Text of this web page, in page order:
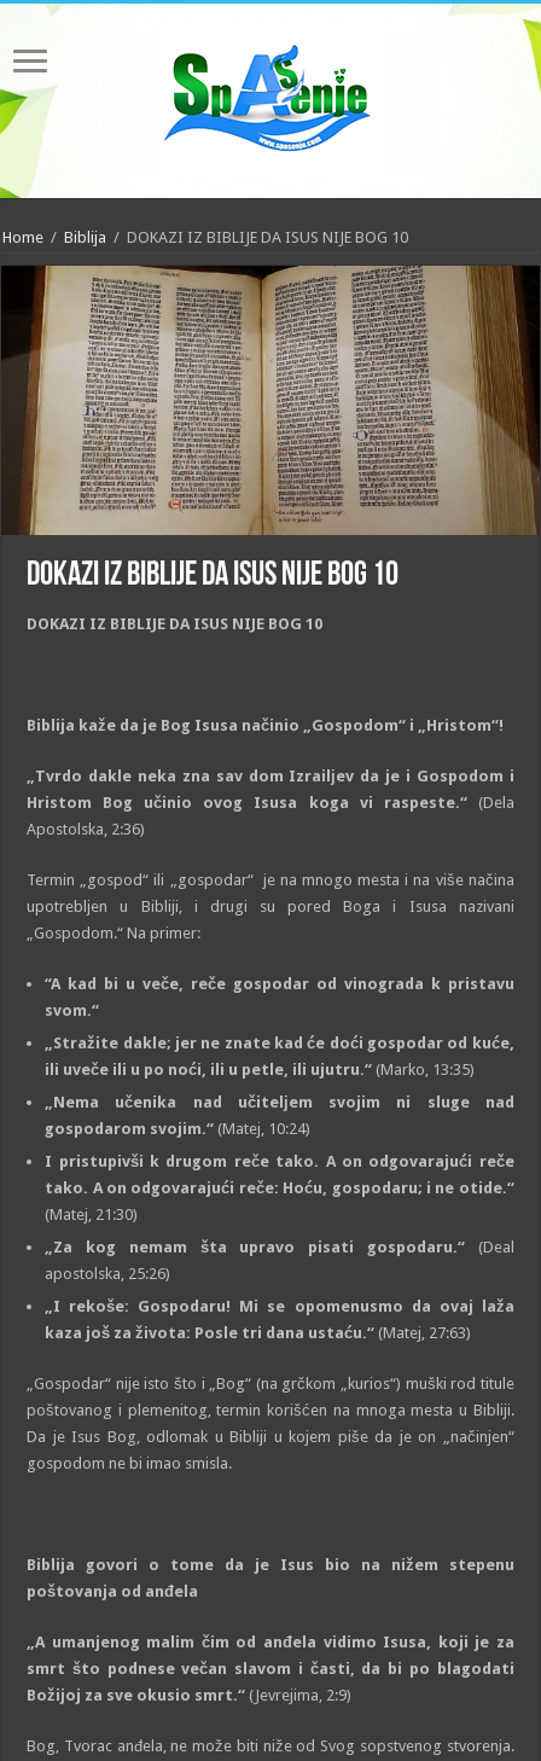
Home / Biblija / DOKAZI IZ BIBLIJE DA ISUS NIJE BOG 10
DOKAZI IZ BIBLIJE DA ISUS NIJE BOG 10
DOKAZI IZ BIBLIJE DA ISUS NIJE BOG 10
Biblija kaže da je Bog Isusa načinio „Gospodom“ i „Hristom“!
„Tvrdo dakle neka zna sav dom Izrailјev da je i Gospodom i
Hristom Bog učinio ovog Isusa koga vi raspeste.“(Dela
Apostolska, 2:36)
Termin „gospod“ ili „gospodar“ je na mnogo mesta i na više načina
upotreblјen u Bibliji, i drugi su pored Boga i Isusa nazivani
„Gospodom.“ Na primer:
“A kad bi u veče, reče gospodar od vinograda k pristavu
svom.“
„Stražite dakle; jer ne znate kad će doći gospodar od kuće,
ili uveče ili u po noći, ili u petle, ili ujutru.“ (Marko, 13:35)
„Nema učenika nad učitelјem svojim ni sluge nad
gospodarom svojim.“ (Matej, 10:24)
I pristupivši k drugom reče tako. A on odgovarajući reče
tako. A on odgovarajući reče: Hoću, gospodaru; i ne otide.“
(Matej, 21:30)
„Za kog nemam šta upravo pisati gospodaru.“(Deal
apostolska, 25:26)
„I rekoše: Gospodaru! Mi se opomenusmo da ovaj laža
kaza još za života: Posle tri dana ustaću.“ (Matej, 27:63)
„Gospodar“ nije isto što i „Bog“ (na grčkom „kurios“) muški rod titule
poštovanog i plemenitog, termin korišćen na mnoga mesta u Bibliji.
Da je Isus Bog, odlomak u Bibliji u kojem piše da je on „načinjen“
gospodom ne bi imao smisla.
Biblija govori o tome da je Isus bio na nižem stepenu
poštovanja od anđela
„A umanjenog malim čim od anđela vidimo Isusa, koji je za
smrt što podnese večan slavom i časti, da bi po blagodati
Božijoj za sve okusio smrt.“ (Jevrejima, 2:9)
Bog, Tvorac anđela, ne može biti niže od Svog sopstvenog stvorenja.